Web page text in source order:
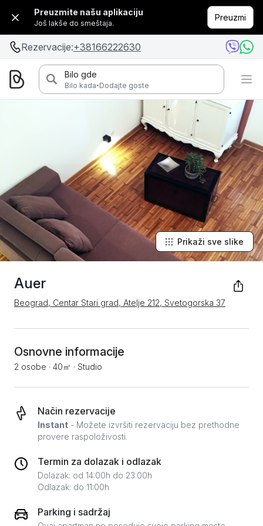
Preuzmite našu aplikaciju
Još lakše do smeštaja.
Preuzmi
Rezervacije:+38166222630
Bilo gde
Bilo kada·Dodajte goste
Auer
Beograd, Centar Stari grad, Atelje 212, Svetogorska 37
Prikaži sve slike
Osnovne informacije
2 osobe · 40㎡ · Studio
Način rezervacije
Instant - Možete izvršiti rezervaciju bez prethodne
provere raspoloživosti.
Termin za dolazak i odlazak
Dolazak: od 14:00h do 23:00h
Odlazak: do 11:00h
Parking i sadržaj